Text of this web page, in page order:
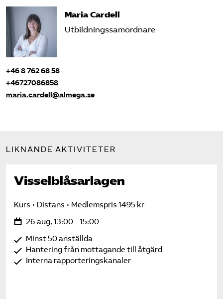
Maria Cardell
Utbildningssamordnare
+46 8 762 68 58
+46727086858
maria.cardell@almega.se
LIKNANDE AKTIVITETER
Visselblåsarlagen
Kurs Distans
Medlemspris 1495 kr
26 aug, 13:00 - 15:00
Minst 50 anställda
Hantering från mottagande till åtgärd
Interna rapporteringskanaler